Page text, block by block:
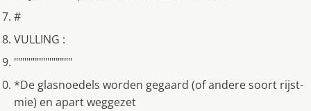
#
VULLING :
""""""""""""""
*De glasnoedels worden gegaard (of andere soort rijst-
mie) en apart weggezet